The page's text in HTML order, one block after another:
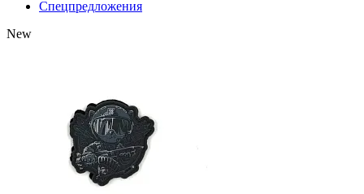
Спецпредложения
New